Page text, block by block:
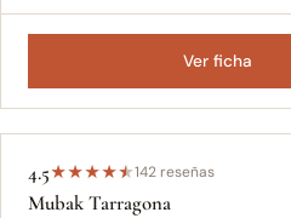
Ver ficha
4.5★★★★★142 reseñas
Mubak Tarragona